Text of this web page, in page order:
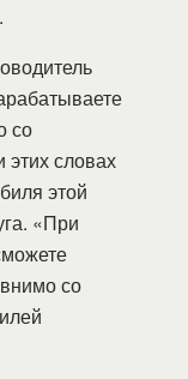
со
словах
этой
«При
со